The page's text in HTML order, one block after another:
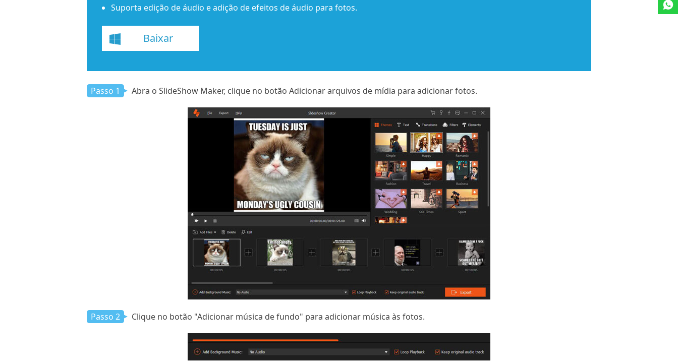
Suporta edição de áudio e adição de efeitos de áudio para fotos.
Baixar
Passo 1 Abra o SlideShow Maker, clique no botão Adicionar arquivos de mídia para adicionar fotos.
Passo 2 Clique no botão "Adicionar música de fundo" para adicionar música às fotos.